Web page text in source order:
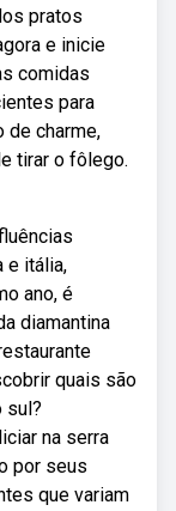
pratos
e inicie
comidas
para
de charme,
tirar o fôlego.
e itália,
ano, é
diamantina
quais são
sul?
na serra
por seus
que variam